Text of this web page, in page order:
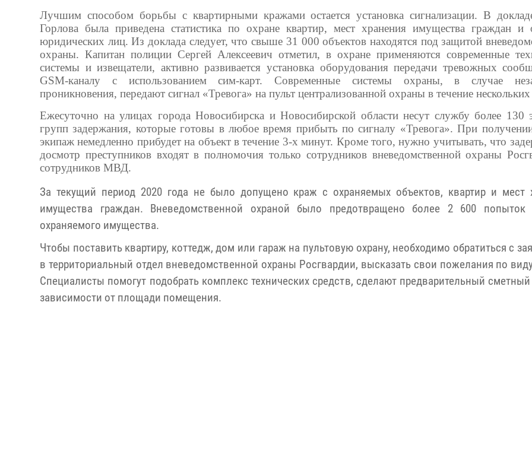
Лучшим способом борьбы с квартирными кражами остается установка сигнализации. В
Горлова была приведена статистика по охране квартир, мест хранения имущества граждан и
юридических лиц. Из доклада следует, что свыше 31 000 объектов находятся под защитой
охраны. Капитан полиции Сергей Алексеевич отметил, в охране применяются современные
системы и извещатели, активно развивается установка оборудования передачи тревожных
GSM-каналу с использованием сим-карт. Современные системы охраны, в случае
проникновения, передают сигнал «Тревога» на пульт централизованной охраны в течение
Ежесуточно на улицах города Новосибирска и Новосибирской области несут службу более 130
групп задержания, которые готовы в любое время прибыть по сигналу «Тревога». При
экипаж немедленно прибудет на объект в течение 3-х минут. Кроме того, нужно учитывать, что
досмотр преступников входят в полномочия только сотрудников вневедомственной охраны
сотрудников МВД.
За текущий период 2020 года не было допущено краж с охраняемых объектов, квартир и мест
имущества граждан. Вневедомственной охраной было предотвращено более 2 600 попыток
охраняемого имущества.
Чтобы поставить квартиру, коттедж, дом или гараж на пультовую охрану, необходимо обратиться с
в территориальный отдел вневедомственной охраны Росгвардии, высказать свои пожелания по
Специалисты помогут подобрать комплекс технических средств, сделают предварительный сметный
зависимости от площади помещения.